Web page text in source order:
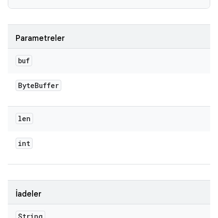
Parametreler
buf
ByteBuffer
len
int
İadeler